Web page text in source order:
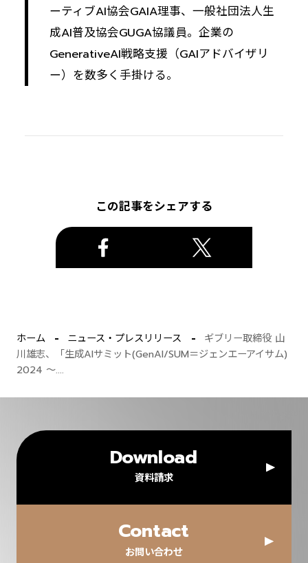
ーティブAI協会GAIA理事、一般社団法人生
成AI普及協会GUGA協議員。企業の
GenerativeAI戦略支援（GAIアドバイザリ
ー）を数多く手掛ける。
この記事をシェアする
ホーム ニュース・プレスリリース
ギブリー取締役 山
川雄志、「生成AIサミット(GenAI/SUM＝ジェンエーアイサム)
2024 〜....
Download
資料請求
Contact
お問い合わせ